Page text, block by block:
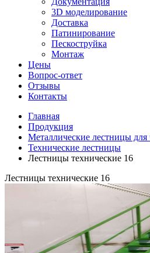
3D моделирование
Доставка
Патинирование
Пескоструйка
Монтаж
Цены
Вопрос-ответ
Отзывы
Контакты
Главная
Продукция
Металлические лестницы для
Технические лестницы
Лестницы технические 16
Лестницы технические 16